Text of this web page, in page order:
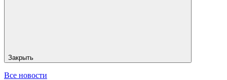
Закрыть
Все новости